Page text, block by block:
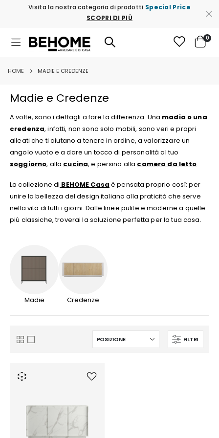
Visita la nostra categoria di prodotti Special Price
SCOPRI DI PIÙ
Toggle
Nav
Cart
0
HOME MADIE E CREDENZE
Madie e Credenze
A volte, sono i dettagli a fare la differenza. Una madia o una
credenza, infatti, non sono solo mobili, sono veri e propri
alleati che ti aiutano a tenere in ordine, a valorizzare un
angolo vuoto e a dare un tocco di personalità al tuo
soggiorno, alla cucina, e persino alla camera da letto.
La collezione di BEHOME Casa è pensata proprio così: per
unire la bellezza del design italiano alla praticità che serve
nella vita di tutti i giorni. Dalle linee pulite e moderne a quelle
più classiche, troverai la soluzione perfetta per la tua casa.
Madie Credenze
Mostra
FILTRI